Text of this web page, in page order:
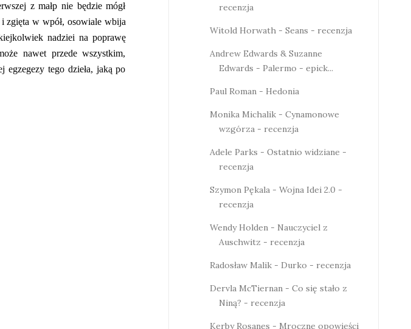
z małp nie będzie mógł
zgięta w wpół, osowiale wbija
iejkolwiek nadziei na poprawę
nawet przede wszystkim,
egzegezy tego dzieła, jaką po
recenzja
Witold Horwath - Seans - recenzja
Andrew Edwards & Suzanne
Edwards - Palermo - epick...
Paul Roman - Hedonia
Monika Michalik - Cynamonowe
wzgórza - recenzja
Adele Parks - Ostatnio widziane -
recenzja
Szymon Pękala - Wojna Idei 2.0 -
recenzja
Wendy Holden - Nauczyciel z
Auschwitz - recenzja
Radosław Malik - Durko - recenzja
Dervla McTiernan - Co się stało z
Niną? - recenzja
Kerby Rosanes - Mroczne opowieści